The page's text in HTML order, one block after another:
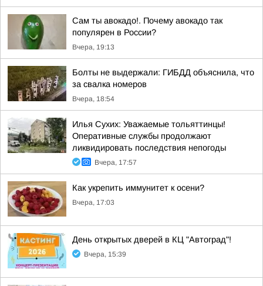
Сам ты авокадо!. Почему авокадо так
популярен в России?
Вчера, 19:13
Болты не выдержали: ГИБДД объяснила, что
за свалка номеров
Вчера, 18:54
Илья Сухих: Уважаемые тольяттинцы!
Оперативные службы продолжают
ликвидировать последствия непогоды
Вчера, 17:57
Как укрепить иммунитет к осени?
Вчера, 17:03
День открытых дверей в КЦ "Автоград"!
Вчера, 15:39